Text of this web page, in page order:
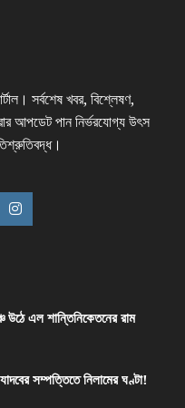
সর্বশেষ খবর, বিশ্লেষণ,
আপডেট পান নির্ভরযোগ্য উৎস
উঠে এল শান্তিনিকেতনের রাম
সম্পত্তিতে নিলামের ঘণ্টা!